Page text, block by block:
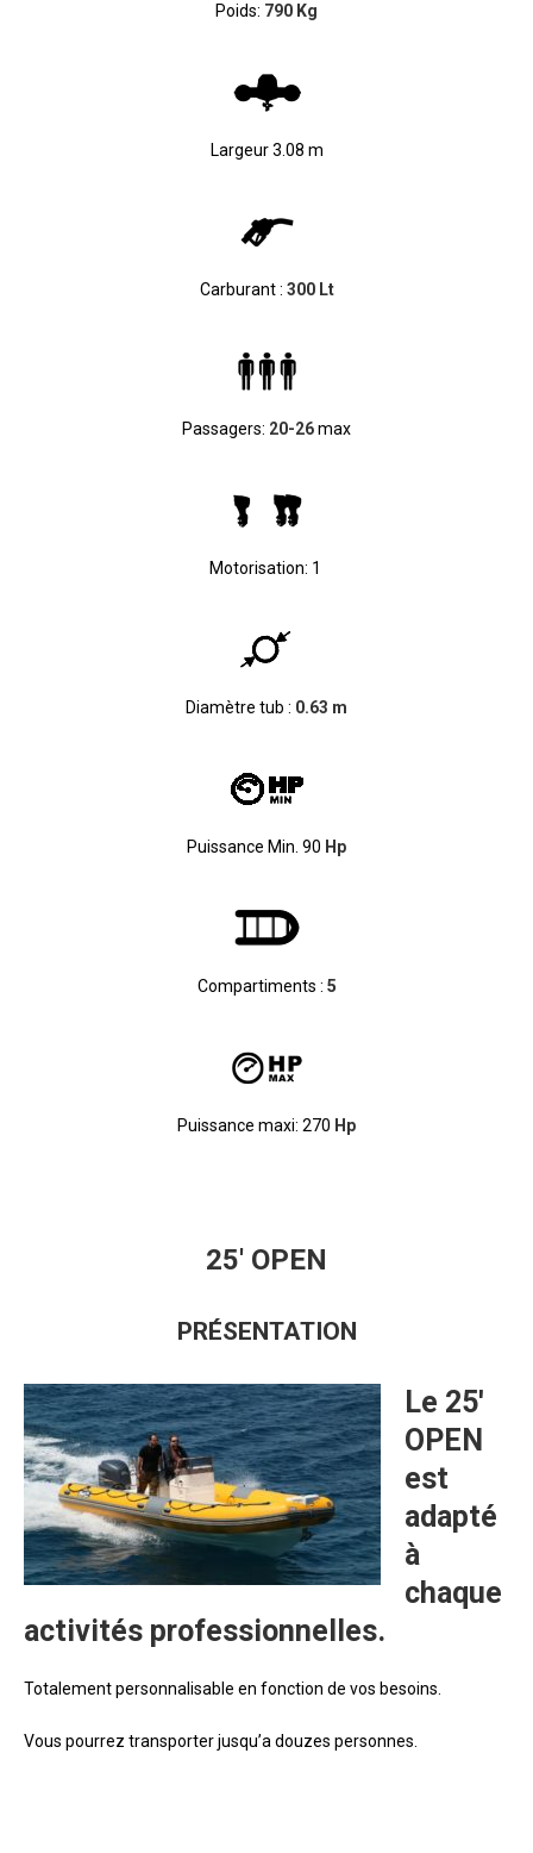
Poids: 790 Kg
Largeur 3.08 m
Carburant : 300 Lt
Passagers: 20-26max
Motorisation: 1
Diamètre tub : 0.63 m
Puissance Min. 90 Hp
Compartiments : 5
Puissance maxi: 270 Hp
25' OPEN
PRÉSENTATION
Le 25′
OPEN
est
adapté
à
chaque
activités professionnelles.
Totalement personnalisable en fonction de vos besoins.
Vous pourrez transporter jusqu’a douzes personnes.